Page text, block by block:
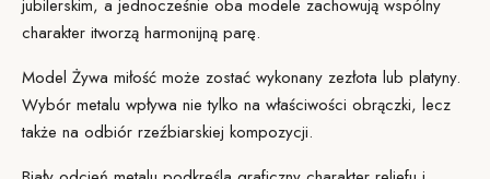
jubilerskim, a jednocześnie oba modele zachowują wspólny
charakter itworzą harmonijną parę.
Model Żywa miłość może zostać wykonany zezłota lub platyny.
Wybór metalu wpływa nie tylko na właściwości obrączki, lecz
także na odbiór rzeźbiarskiej kompozycji.